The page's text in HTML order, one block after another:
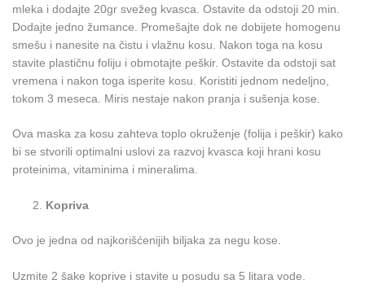
mleka i dodajte 20gr svežeg kvasca. Ostavite da odstoji 20 min.
Dodajte jedno žumance. Promešajte dok ne dobijete homogenu
smešu i nanesite na čistu i vlažnu kosu. Nakon toga na kosu
stavite plastičnu foliju i obmotajte peškir. Ostavite da odstoji sat
vremena i nakon toga isperite kosu. Koristiti jednom nedeljno,
tokom 3 meseca. Miris nestaje nakon pranja i sušenja kose.
Ova maska za kosu zahteva toplo okruženje (folija i peškir) kako
bi se stvorili optimalni uslovi za razvoj kvasca koji hrani kosu
proteinima, vitaminima i mineralima.
Kopriva
Ovo je jedna od najkorišćenijih biljaka za negu kose.
Uzmite 2 šake koprive i stavite u posudu sa 5 litara vode.